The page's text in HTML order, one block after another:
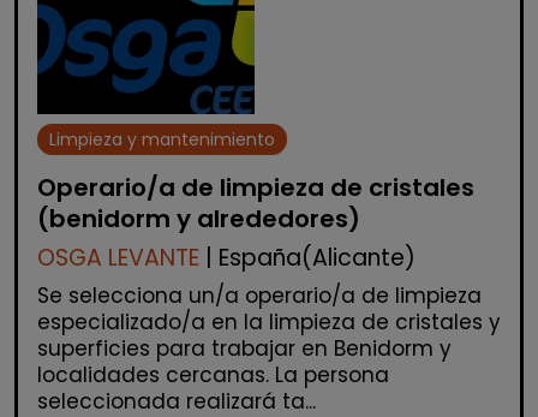
Limpieza y mantenimiento
Operario/a de limpieza de cristales
(benidorm y alrededores)
OSGA LEVANTE | España(Alicante)
Se selecciona un/a operario/a de limpieza
especializado/a en la limpieza de cristales y
superficies para trabajar en Benidorm y
localidades cercanas. La persona
seleccionada realizará ta...